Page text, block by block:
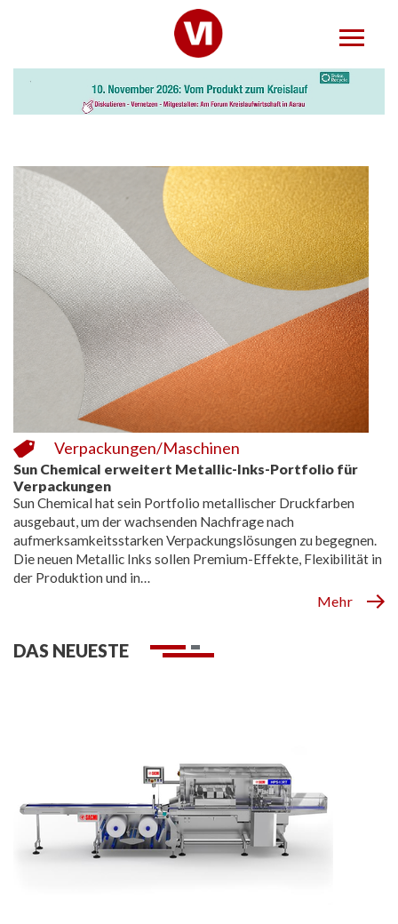
Verpackungen/Maschinen
Sun Chemical erweitert Metallic-Inks-Portfolio für
Verpackungen
Sun Chemical hat sein Portfolio metallischer Druckfarben
ausgebaut, um der wachsenden Nachfrage nach
aufmerksamkeitsstarken Verpackungslösungen zu begegnen.
Die neuen Metallic Inks sollen Premium-Effekte, Flexibilität in
der Produktion und in…
Mehr
DAS NEUESTE